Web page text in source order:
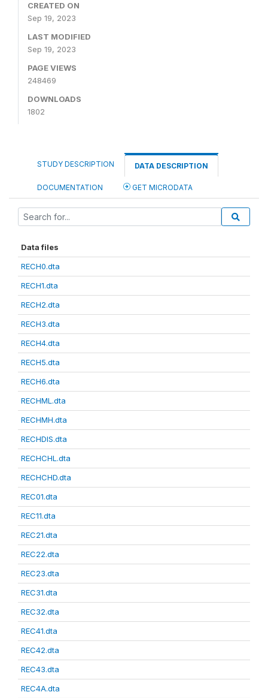
CREATED ON
Sep 19, 2023
LAST MODIFIED
Sep 19, 2023
PAGE VIEWS
248469
DOWNLOADS
1802
STUDY DESCRIPTION DATA DESCRIPTION
DOCUMENTATION GET MICRODATA
Data files
RECH0.dta
RECH1.dta
RECH2.dta
RECH3.dta
RECH4.dta
RECH5.dta
RECH6.dta
RECHML.dta
RECHMH.dta
RECHDIS.dta
RECHCHL.dta
RECHCHD.dta
REC01.dta
REC11.dta
REC21.dta
REC22.dta
REC23.dta
REC31.dta
REC32.dta
REC41.dta
REC42.dta
REC43.dta
REC4A.dta